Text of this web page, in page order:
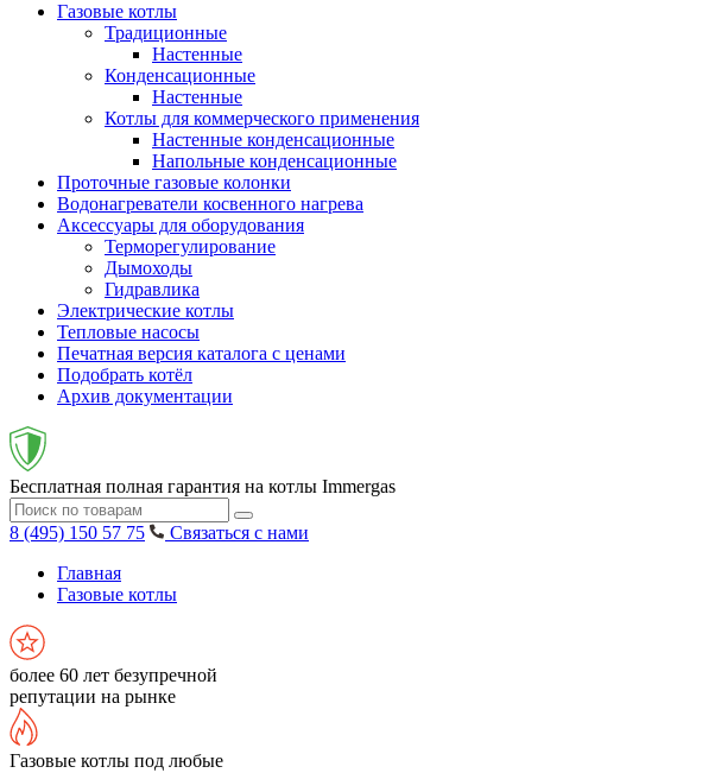
Газовые котлы
Традиционные
Настенные
Конденсационные
Настенные
Котлы для коммерческого применения
Настенные конденсационные
Напольные конденсационные
Проточные газовые колонки
Водонагреватели косвенного нагрева
Аксессуары для оборудования
Терморегулирование
Дымоходы
Гидравлика
Электрические котлы
Тепловые насосы
Печатная версия каталога с ценами
Подобрать котёл
Архив документации
Бесплатная полная гарантия на котлы Immergas
8 (495) 150 57 75
Связаться с нами
Главная
Газовые котлы
более 60 лет безупречной
репутации на рынке
Газовые котлы под любые